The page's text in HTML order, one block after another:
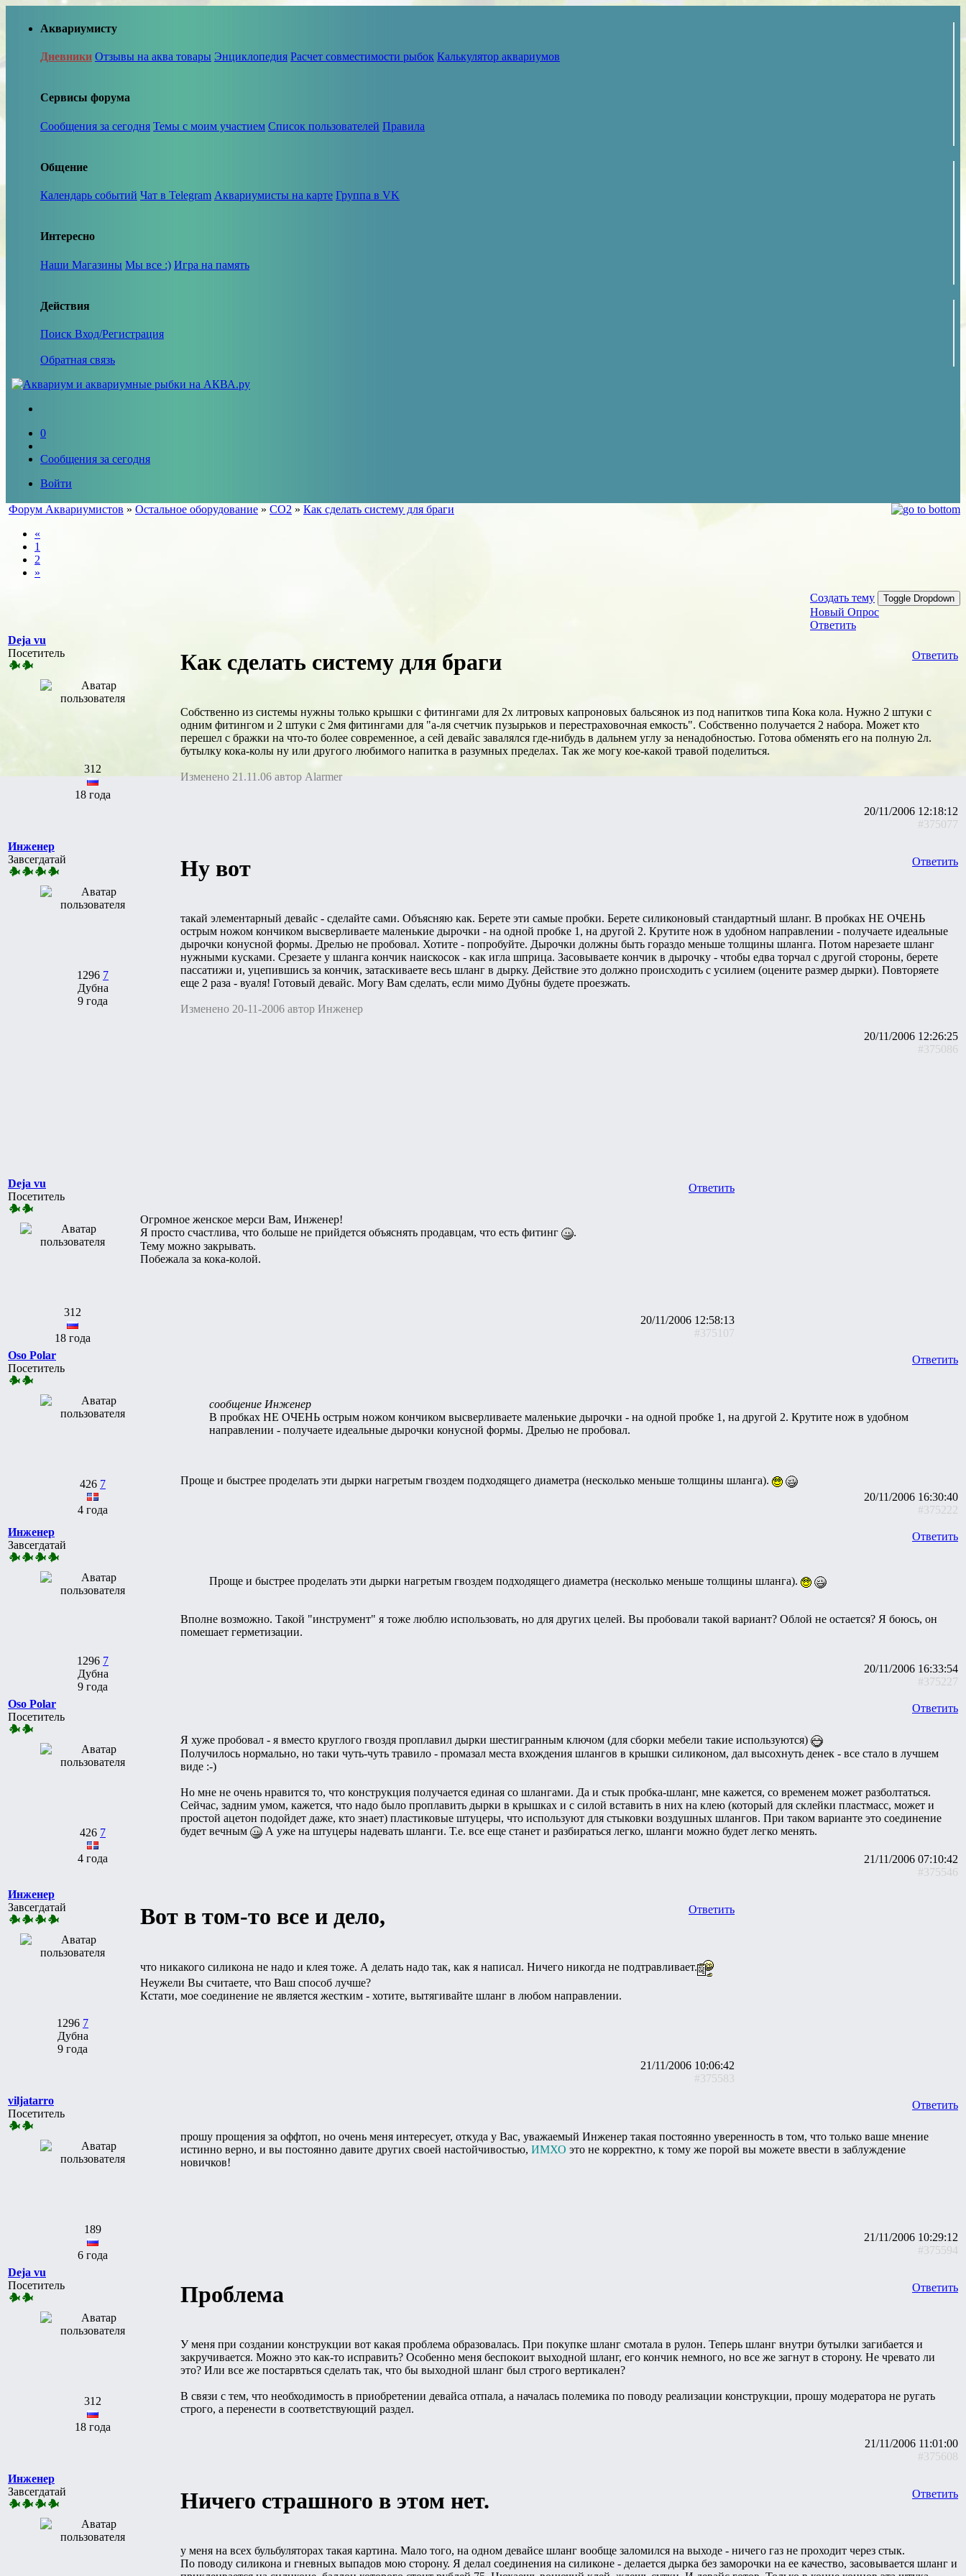
Аквариумисту
Дневники Отзывы на аква товары Энциклопедия Расчет совместимости рыбок Калькулятор аквариумов
Сервисы форума
Сообщения за сегодня Темы с моим участием Список пользователей Правила
Общение
Календарь событий Чат в Telegram Аквариумисты на карте Группа в VK
Интересно
Наши Магазины Мы все :) Игра на память
Действия
Поиск Вход/Регистрация
Обратная связь
0
Сообщения за сегодня
Войти
Форум Аквариумистов » Остальное оборудование » СО2 » Как сделать систему для браги
«
1
2
»
Создать тему Toggle Dropdown
Новый Опрос
Ответить
Deja vu
Посетитель
312
18 года
Ответить
Как сделать систему для браги
Собственно из системы нужны только крышки с фитингами для 2х литровых капроновых бальсянок из под напитков типа Кока кола. Нужно 2 штуки с
одним фитингом и 2 штуки с 2мя фитингами для "а-ля счетчик пузырьков и перестраховочная емкость". Собственно получается 2 набора. Может кто
перешел с бражки на что-то более современное, а сей девайс завалялся где-нибудь в дальнем углу за ненадобностью. Готова обменять его на полную 2л.
бутылку кока-колы ну или другого любимого напитка в разумных пределах. Так же могу кое-какой травой поделиться.
Изменено 21.11.06 автор Alarmer
20/11/2006 12:18:12
#375077
Инженер
Завсегдатай
1296 7
Дубна
9 года
Ответить
Ну вот
такай элементарный девайс - сделайте сами. Объясняю как. Берете эти самые пробки. Берете силиконовый стандартный шланг. В пробках НЕ ОЧЕНЬ
острым ножом кончиком высверливаете маленькие дырочки - на одной пробке 1, на другой 2. Крутите нож в удобном направлении - получаете идеальные
дырочки конусной формы. Дрелью не пробовал. Хотите - попробуйте. Дырочки должны быть гораздо меньше толщины шланга. Потом нарезаете шланг
нужными кусками. Срезаете у шланга кончик наискосок - как игла шприца. Засовываете кончик в дырочку - чтобы едва торчал с другой стороны, берете
пассатижи и, уцепившись за кончик, затаскиваете весь шланг в дырку. Действие это должно происходить с усилием (оцените размер дырки). Повторяете
еще 2 раза - вуаля! Готовый девайс. Могу Вам сделать, если мимо Дубны будете проезжать.
Изменено 20-11-2006 автор Инженер
20/11/2006 12:26:25
#375086
Deja vu
Посетитель
312
18 года
Ответить
Огромное женское мерси Вам, Инженер!
Я просто счастлива, что больше не прийдется объяснять продавцам, что есть фитинг
.
Тему можно закрывать.
Побежала за кока-колой.
20/11/2006 12:58:13
#375107
Oso Polar
Посетитель
426 7
4 года
Ответить
сообщение Инженер
В пробках НЕ ОЧЕНЬ острым ножом кончиком высверливаете маленькие дырочки - на одной пробке 1, на другой 2. Крутите нож в удобном
направлении - получаете идеальные дырочки конусной формы. Дрелью не пробовал.
Проще и быстрее проделать эти дырки нагретым гвоздем подходящего диаметра (несколько меньше толщины шланга).
20/11/2006 16:30:40
#375222
Инженер
Завсегдатай
1296 7
Дубна
9 года
Ответить
Проще и быстрее проделать эти дырки нагретым гвоздем подходящего диаметра (несколько меньше толщины шланга).
Вполне возможно. Такой "инструмент" я тоже люблю использовать, но для других целей. Вы пробовали такой вариант? Облой не остается? Я боюсь, он
помешает герметизации.
20/11/2006 16:33:54
#375227
Oso Polar
Посетитель
426 7
4 года
Ответить
Я хуже пробовал - я вместо круглого гвоздя проплавил дырки шестигранным ключом (для сборки мебели такие используются)
Получилось нормально, но таки чуть-чуть травило - промазал места вхождения шлангов в крышки силиконом, дал высохнуть денек - все стало в лучшем
виде :-)
Но мне не очень нравится то, что конструкция получается единая со шлангами. Да и стык пробка-шланг, мне кажется, со временем может разболтаться.
Сейчас, задним умом, кажется, что надо было проплавить дырки в крышках и с силой вставить в них на клею (который для склейки пластмасс, может и
простой ацетон подойдет даже, кто знает) пластиковые штуцеры, что используют для стыковки воздушных шлангов. При таком варианте это соединение
будет вечным
А уже на штуцеры надевать шланги. Т.е. все еще станет и разбираться легко, шланги можно будет легко менять.
21/11/2006 07:10:42
#375546
Инженер
Завсегдатай
1296 7
Дубна
9 года
Ответить
Вот в том-то все и дело,
что никакого силикона не надо и клея тоже. А делать надо так, как я написал. Ничего никогда не подтравливает.
Неужели Вы считаете, что Ваш способ лучше?
Кстати, мое соединение не является жестким - хотите, вытягивайте шланг в любом направлении.
21/11/2006 10:06:42
#375583
viljatarro
Посетитель
189
6 года
Ответить
прошу прощения за оффтоп, но очень меня интересует, откуда у Вас, уважаемый Инженер такая постоянно уверенность в том, что только ваше мнение
истинно верно, и вы постоянно давите других своей настойчивостью, ИМХО это не корректно, к тому же порой вы можете ввести в заблуждение
новичков!
21/11/2006 10:29:12
#375594
Deja vu
Посетитель
312
18 года
Ответить
Проблема
У меня при создании конструкции вот какая проблема образовалась. При покупке шланг смотала в рулон. Теперь шланг внутри бутылки загибается и
закручивается. Можно это как-то исправить? Особенно меня беспокоит выходной шланг, его кончик немного, но все же загнут в сторону. Не чревато ли
это? Или все же постарвться сделать так, что бы выходной шланг был строго вертикален?
В связи с тем, что необходимость в приобретении девайса отпала, а началась полемика по поводу реализации конструкции, прошу модератора не ругать
строго, а перенести в соответствующий раздел.
21/11/2006 11:01:00
#375608
Инженер
Завсегдатай
Ответить
Ничего страшного в этом нет.
у меня на всех бульбуляторах такая картина. Мало того, на одном девайсе шланг вообще заломился на выходе - ничего газ не проходит через стык.
По поводу силикона и гневных выпадов мою сторону. Я делал соединения на силиконе - делается дырка без заморочки на ее качество, засовывается шланг и